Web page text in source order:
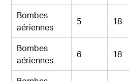
Bombes
aériennes
5 18
Bombes
aériennes
6 18